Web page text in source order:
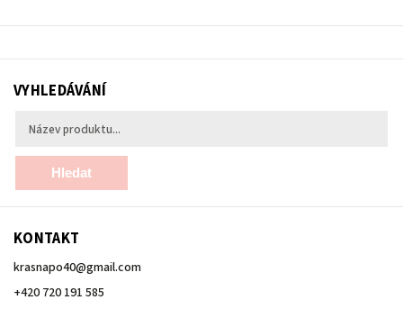
VYHLEDÁVÁNÍ
Hledat
KONTAKT
krasnapo40@gmail.com
+420 720 191 585